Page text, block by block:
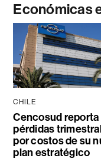
Económicas
CHILE
Cencosud reporta
pérdidas
por costos de su
plan estratégico